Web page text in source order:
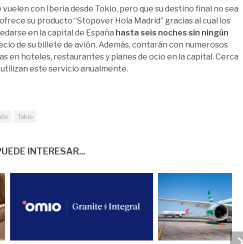
vuelen con Iberia desde Tokio, pero que su destino final no sea
su producto “Stopover Hola Madrid” gracias al cual los
en la capital de España hasta seis noches sin ningún
de su billete de avión. Además, contarán con numerosos
en hoteles, restaurantes y planes de ocio en la capital. Cerca
este servicio anualmente.
Tokio
INTERESAR...